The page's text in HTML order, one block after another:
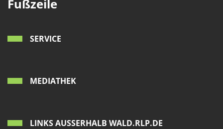
Fußzeile
SERVICE
MEDIATHEK
LINKS AUSSERHALB WALD.RLP.DE